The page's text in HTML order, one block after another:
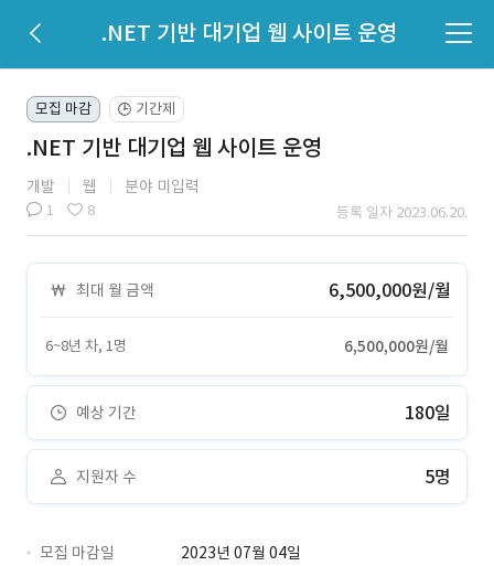
.NET 기반 대기업 웹 사이트 운영
모집 마감 🕒 기간제
.NET 기반 대기업 웹 사이트 운영
개발 웹 분야 미입력
1 8 등록 일자 2023.06.20.
최대 월 금액 6,500,000원/월
6~8년 차, 1명 6,500,000원/월
예상 기간 180일
지원자 수 5명
모집 마감일
2023년 07월 04일